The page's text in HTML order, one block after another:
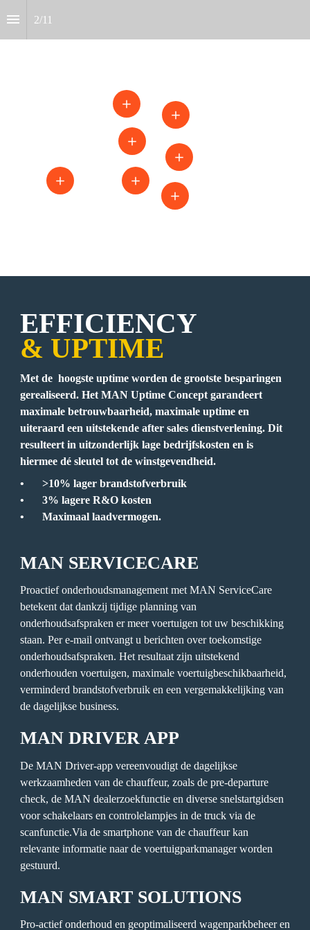
2/11
& UPTIME
Met de  hoogste uptime worden de grootste besparingen
gerealiseerd. Het MAN Uptime Concept garandeert
maximale betrouwbaarheid, maximale uptime en
uiteraard een uitstekende after sales dienstverlening. Dit
resulteert in uitzonderlijk lage bedrijfskosten en is
hiermee dé sleutel tot de winstgevendheid.
•	>10% lager brandstofverbruik
•	3% lagere R&O kosten
•	Maximaal laadvermogen.
MAN SERVICECARE
Proactief onderhoudsmanagement met MAN ServiceCare
betekent dat dankzij tijdige planning van
onderhoudsafspraken er meer voertuigen tot uw beschikking
staan. Per e-mail ontvangt u berichten over toekomstige
onderhoudsafspraken. Het resultaat zijn uitstekend
onderhouden voertuigen, maximale voertuigbeschikbaarheid,
verminderd brandstofverbruik en een vergemakkelijking van
de dagelijkse business.
MAN DRIVER APP
De MAN Driver-app vereenvoudigt de dagelijkse
werkzaamheden van de chauffeur, zoals de pre-departure
check, de MAN dealerzoekfunctie en diverse snelstartgidsen
voor schakelaars en controlelampjes in de truck via de
scanfunctie.Via de smartphone van de chauffeur kan
relevante informatie naar de voertuigparkmanager worden
gestuurd.
MAN SMART SOLUTIONS
Pro-actief onderhoud en geoptimaliseerd wagenparkbeheer en